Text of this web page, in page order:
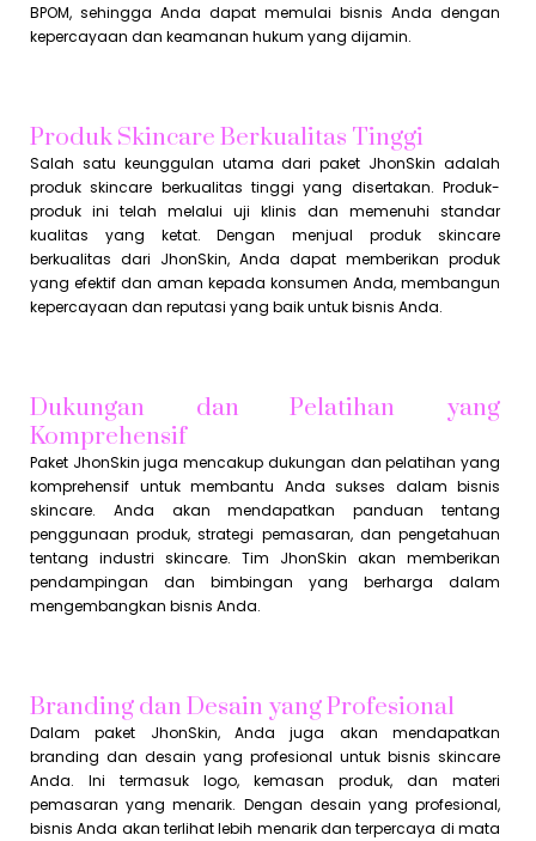
BPOM, sehingga Anda dapat memulai bisnis Anda dengan
kepercayaan dan keamanan hukum yang dijamin.
Produk Skincare Berkualitas Tinggi
Salah satu keunggulan utama dari paket JhonSkin adalah
produk skincare berkualitas tinggi yang disertakan. Produk-
produk ini telah melalui uji klinis dan memenuhi standar
kualitas yang ketat. Dengan menjual produk skincare
berkualitas dari JhonSkin, Anda dapat memberikan produk
yang efektif dan aman kepada konsumen Anda, membangun
kepercayaan dan reputasi yang baik untuk bisnis Anda.
Dukungan dan Pelatihan yang
Komprehensif
Paket JhonSkin juga mencakup dukungan dan pelatihan yang
komprehensif untuk membantu Anda sukses dalam bisnis
skincare. Anda akan mendapatkan panduan tentang
penggunaan produk, strategi pemasaran, dan pengetahuan
tentang industri skincare. Tim JhonSkin akan memberikan
pendampingan dan bimbingan yang berharga dalam
mengembangkan bisnis Anda.
Branding dan Desain yang Profesional
Dalam paket JhonSkin, Anda juga akan mendapatkan
branding dan desain yang profesional untuk bisnis skincare
Anda. Ini termasuk logo, kemasan produk, dan materi
pemasaran yang menarik. Dengan desain yang profesional,
bisnis Anda akan terlihat lebih menarik dan terpercaya di mata